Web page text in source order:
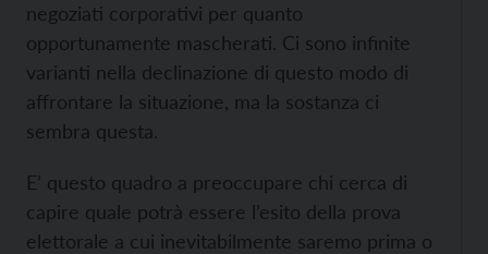
negoziati corporativi per quanto
opportunamente mascherati. Ci sono infinite
varianti nella declinazione di questo modo di
affrontare la situazione, ma la sostanza ci
sembra questa.
E’ questo quadro a preoccupare chi cerca di
capire quale potrà essere l’esito della prova
elettorale a cui inevitabilmente saremo prima o